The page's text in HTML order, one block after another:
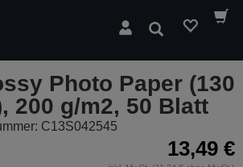
Suchen
Photo Paper (130
200 g/m2, 50 Blatt
C13S042545
13,49 €